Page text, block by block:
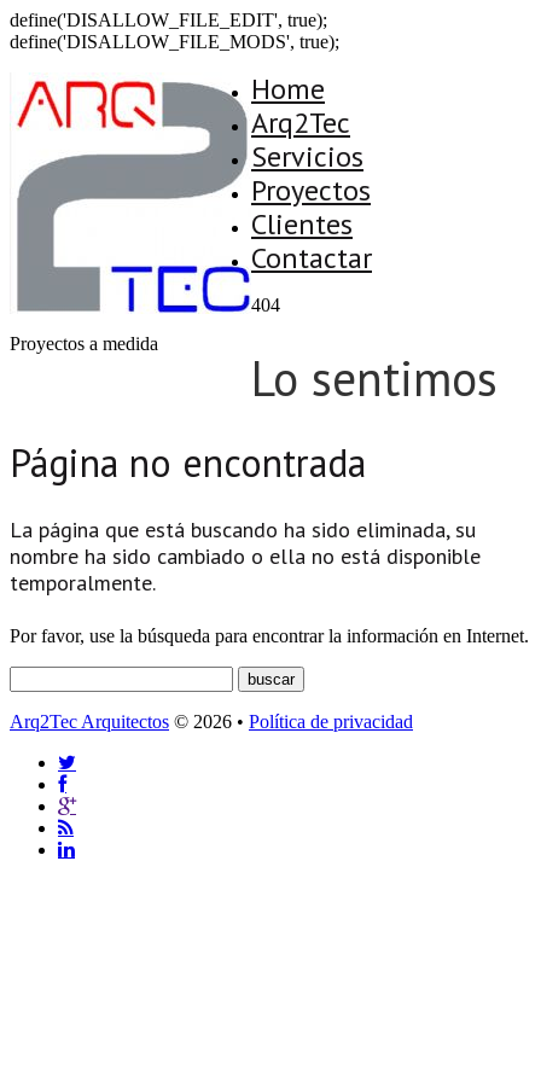
define('DISALLOW_FILE_EDIT', true);
define('DISALLOW_FILE_MODS', true);
Proyectos a medida
Home
Arq2Tec
Servicios
Proyectos
Clientes
Contactar
404
Lo sentimos
Página no encontrada
La página que está buscando ha sido eliminada, su
nombre ha sido cambiado o ella no está disponible
temporalmente.
Por favor, use la búsqueda para encontrar la información en Internet.
Arq2Tec Arquitectos © 2026 • Política de privacidad